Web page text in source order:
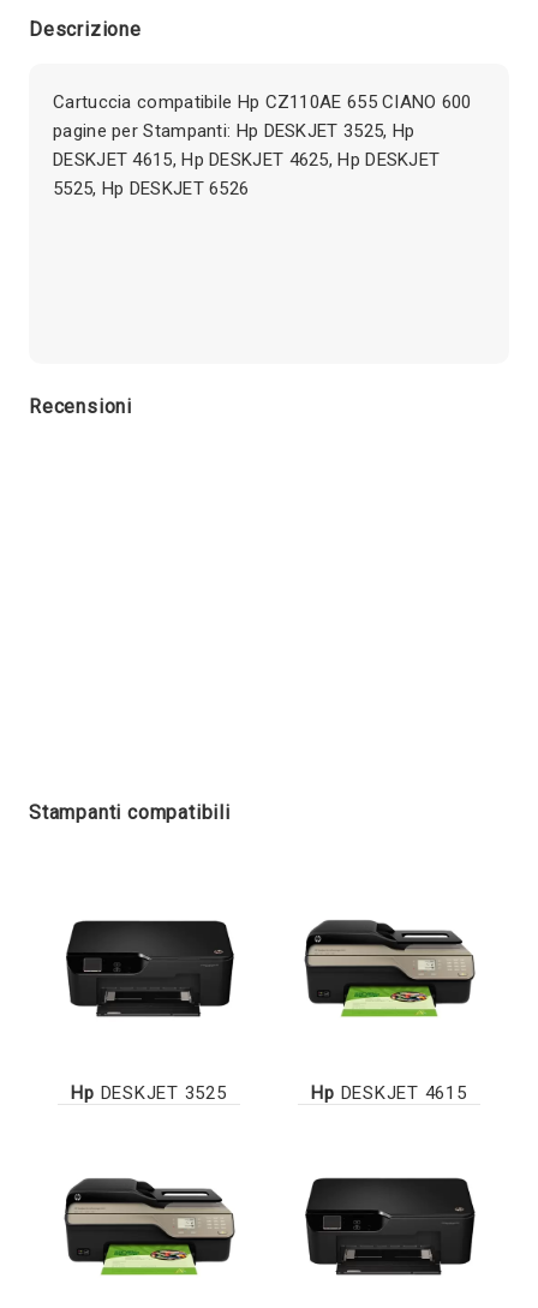
Descrizione
Cartuccia compatibile Hp CZ110AE 655 CIANO 600
pagine per Stampanti: Hp DESKJET 3525, Hp
DESKJET 4615, Hp DESKJET 4625, Hp DESKJET
5525, Hp DESKJET 6526
Recensioni
Stampanti compatibili
Hp DESKJET 3525 Hp DESKJET 4615